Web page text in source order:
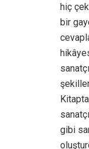
hiç
bir
gibi